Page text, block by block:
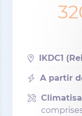
IKDC1
A partir